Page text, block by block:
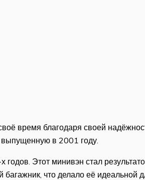
время благодаря своей
в 2001 году.
Этот минивэн стал
что делало её идеальной